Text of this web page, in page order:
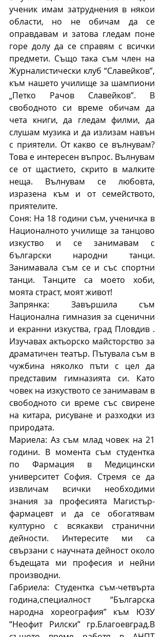
ученик имам затруднения в някои
области, но не обичам да се
оправдавам и затова гледам поне
горе долу да се справям с всички
предмети. Също така съм член на
Журналистически клуб “Славейков”,
към нашето училище за шампиони
„Петко Рачов Славейков”. В
свободното си време обичам да
чета книги, да гледам филми, да
слушам музика и да излизам навън
с приятели. От какво се вълнувам?
Това е интересен въпрос. Вълнувам
се от щастието, скрито в малките
неща. Вълнувам се любовта,
изразена към и от семейството,
приятелите.
Соня: На 18 години съм, ученичка в
Националното училище за танцово
изкуство и се занимавам с
български народни танци.
Занимавала съм се и със спортни
танци. Танците са моето хоби,
моята страст, моят живот!
Запрянка: Завършила съм
Национална гимназия за сценични
и екранни изкуства, град Пловдив .
Изучавах актьорско майсторство за
драматичен театър. Пътувала съм в
чужбина няколко пъти с цел да
представим гимназията си. Като
човек на изкуството се занимавам в
свободното си време със свирене
на китара, рисуване и разходки из
природата.
Мариела: Аз съм млад човек на 21
години. В момента съм студентка
по Фармация в Медицински
университет София. Стремя се да
извличам всички необходими
знания за професията Магистър-
фармацевт и да се обогатявам
културно с всякакви странични
дейности. Интересите ми са
свързани с научната дейност около
бъдещата ми професия и нейни
производни.
Габриела: Студентка съм-четвърта
година,специалност “Българска
народна хореография” към ЮЗУ
“Неофит Рилски” гр.Благоевград.В